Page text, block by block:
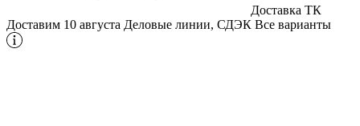
Доставка ТК
Доставим 10 августа Деловые линии, СДЭК Все варианты